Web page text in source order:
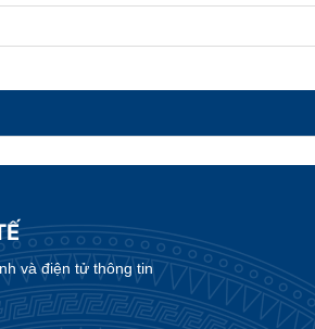
và điện tử thông tin